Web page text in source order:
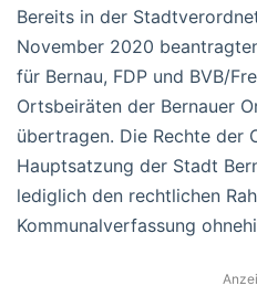
Bereits in der
November 2020
für Bernau, FDP und BVB/
Ortsbeiräten der Bernauer
übertragen. Die Rechte der
Hauptsatzung der Stadt
lediglich den rechtlichen
Kommunalverfassung